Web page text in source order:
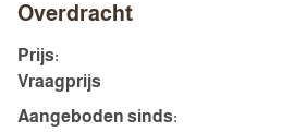
Overdracht
Prijs:
Vraagprijs
Aangeboden sinds: